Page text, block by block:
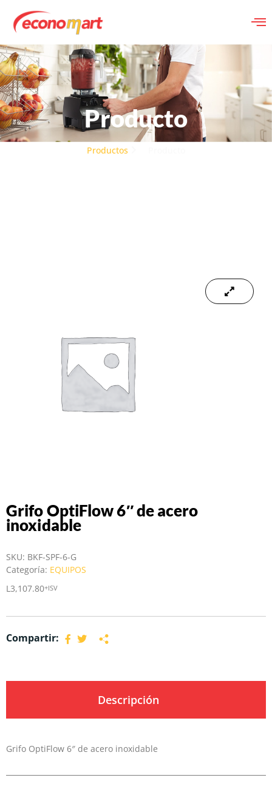
Producto
Productos
Grifo OptiFlow 6″ de acero
inoxidable
SKU: BKF-SPF-6-G
Categoría: EQUIPOS
L 3,107.80+ISV
Compartir:
Descripción
Grifo OptiFlow 6″ de acero inoxidable